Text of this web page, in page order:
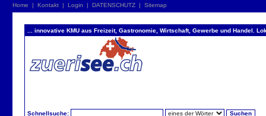
Home | Kontakt | Login | DATENSCHUTZ | Sitemap
... innovative KMU aus Freizeit, Gastronomie, Wirtschaft, Gewerbe und Handel.
Schnellsuche: